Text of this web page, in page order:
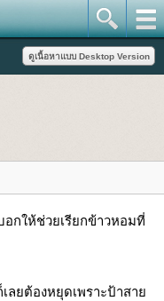
กให้ช่วยเรียกข้าวหอมที่
ลยต้องหยุดเพราะป้าสา